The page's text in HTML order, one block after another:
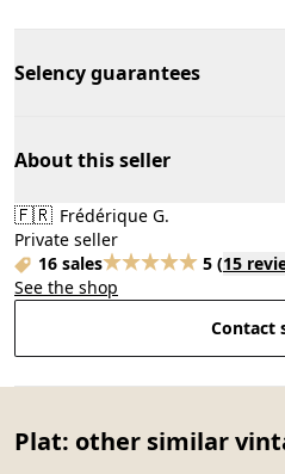
Selency guarantees
About this seller
🇫🇷 Frédérique G.
Private seller
16 sales
5 (15
See the shop
Contact
Plat: other similar